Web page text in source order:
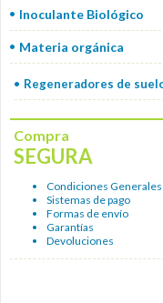
Inoculante Biológico
Materia orgánica
Regeneradores de
Compra
SEGURA
Condiciones Generales
Sistemas de pago
Formas de envío
Garantías
Devoluciones